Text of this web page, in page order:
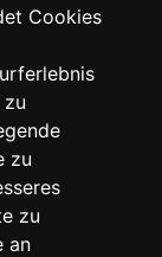
Cookies
zu
zu
an